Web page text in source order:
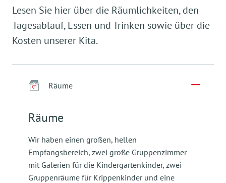
Lesen Sie hier über die Räumlichkeiten, den
Tagesablauf, Essen und Trinken sowie über die
Kosten unserer Kita.
Räume
Räume
Wir haben einen großen, hellen
Empfangsbereich, zwei große Gruppenzimmer
mit Galerien für die Kindergartenkinder, zwei
Gruppenräume für Krippenkinder und eine